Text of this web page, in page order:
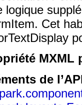
logique
Cet
MXML
de